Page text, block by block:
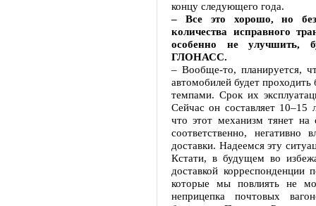
концу следующего года.
– Все это хорошо, но без
количества исправного
особенно не улучшить,
ГЛОНАСС.
– Вообще-то, планируется,
автомобилей будет
темпами. Срок их
Сейчас он составляет 10–15
что этот механизм тянет на
соответственно, негативно
доставки. Надеемся эту
Кстати, в будущем во
доставкой корреспонденции
которые мы повлиять не
неприцепка почтовых